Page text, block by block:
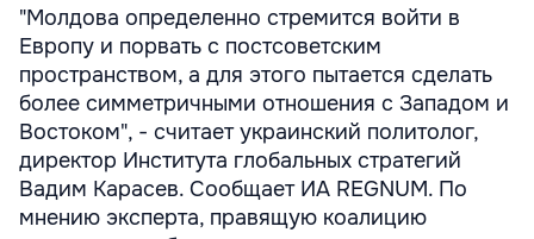
"Молдова определенно стремится войти в
Европу и порвать с постсоветским
пространством, а для этого пытается сделать
более симметричными отношения с Западом и
Востоком", - считает украинский политолог,
директор Института глобальных стратегий
Вадим Карасев. Сообщает ИА REGNUM. По
мнению эксперта, правящую коалицию